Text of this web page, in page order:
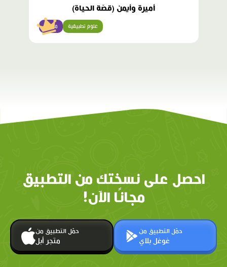
أميرة وأيمن (قصّة الحياة)
متقدّم علوم تطبيقية
احصل على نسختك من التطبيق
مجانًا الآن!
حمّل التطبيق من
متجر أبل
حمّل التطبيق من
غوغل بلاي